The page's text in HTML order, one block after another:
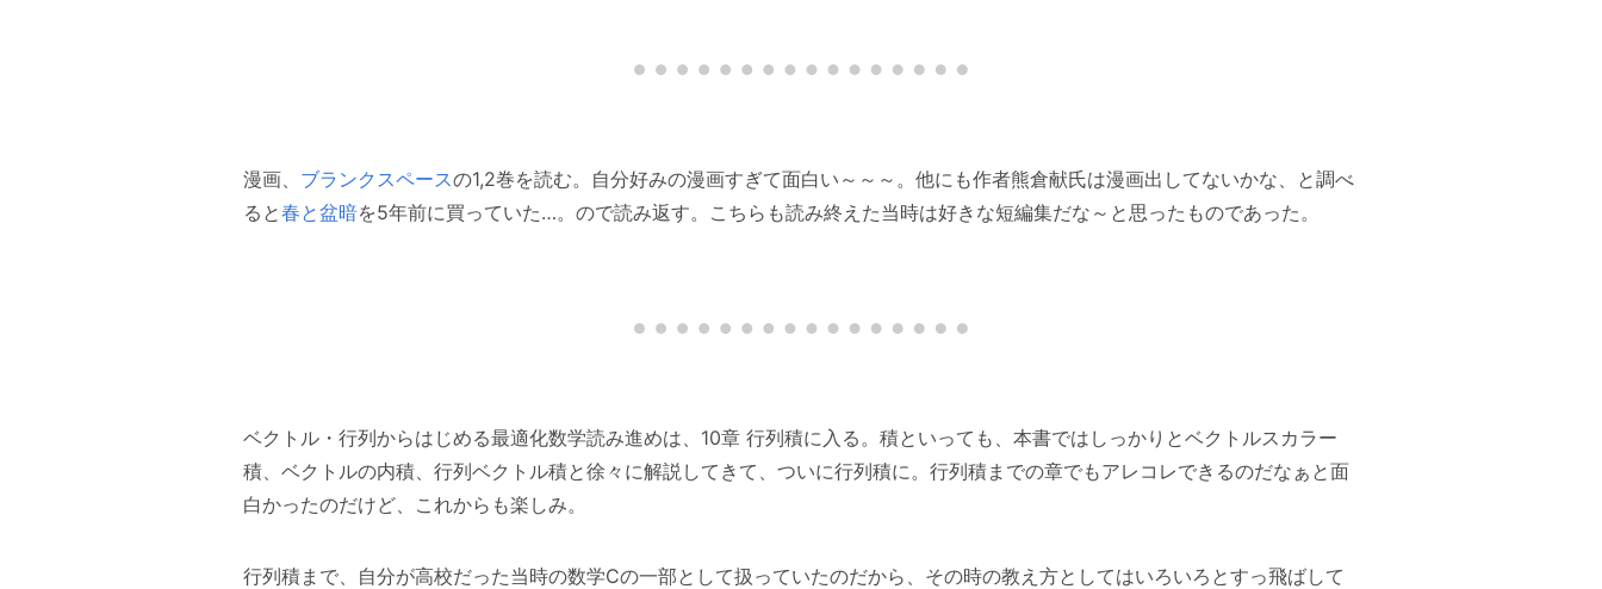
漫画、 ブランクスペースの1,2巻を読む。自分好みの漫画すぎて面白い～～～。他にも作者熊倉献氏は漫画出してないかな、と調べ
ると春と盆暗を5年前に買っていた…。ので読み返す。こちらも読み終えた当時は好きな短編集だな～と思ったものであった。
ベクトル・行列からはじめる最適化数学読み進めは、10章 行列積に入る。積といっても、本書ではしっかりとベクトルスカラー
積、ベクトルの内積、行列ベクトル積と徐々に解説してきて、ついに行列積に。行列積までの章でもアレコレできるのだなぁと面
白かったのだけど、これからも楽しみ。
行列積まで、自分が高校だった当時の数学Cの一部として扱っていたのだから、その時の教え方としてはいろいろとすっ飛ばして